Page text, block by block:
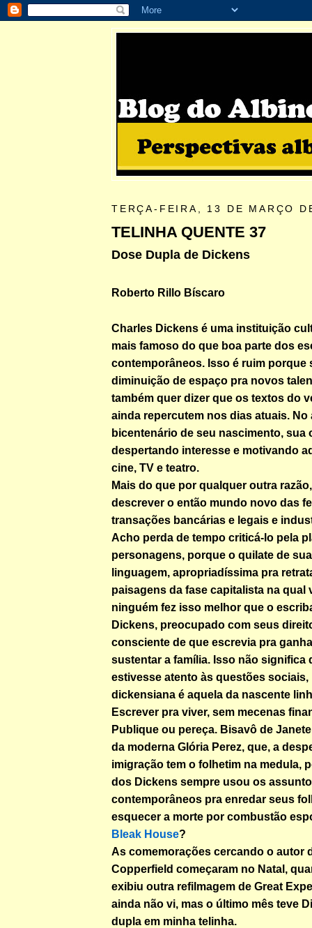
TERÇA-FEIRA, 13 DE MARÇO
TELINHA QUENTE 37
Dose Dupla de Dickens
Roberto Rillo Bíscaro
Charles Dickens é uma instituição
mais famoso do que boa parte dos
contemporâneos. Isso é ruim porque
diminuição de espaço pra novos
também quer dizer que os textos do
ainda repercutem nos dias atuais. No
bicentenário de seu nascimento, sua
despertando interesse e motivando
cine, TV e teatro.
Mais do que por qualquer outra
descrever o então mundo novo das
transações bancárias e legais e
Acho perda de tempo criticá-lo pela
personagens, porque o quilate de
linguagem, apropriadíssima pra
paisagens da fase capitalista na qual
ninguém fez isso melhor que o
Dickens, preocupado com seus
consciente de que escrevia pra
sustentar a família. Isso não significa
estivesse atento às questões sociais,
dickensiana é aquela da nascente
Escrever pra viver, sem mecenas
Publique ou pereça. Bisavô de
da moderna Glória Perez, que, a
imigração tem o folhetim na medula,
dos Dickens sempre usou os
contemporâneos pra enredar seus
esquecer a morte por combustão
Bleak House?
As comemorações cercando o autor
Copperfield começaram no Natal,
exibiu outra refilmagem de Great
ainda não vi, mas o último mês teve
dupla em minha telinha.